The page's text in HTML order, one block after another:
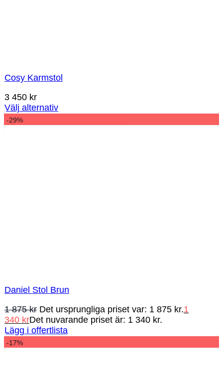
Cosy Karmstol
3 450 kr
Välj alternativ
-29%
Daniel Stol Brun
1 875kr Det ursprungliga priset var: 1 875 kr.1
340 krDet nuvarande priset är: 1 340 kr.
Lägg i offertlista
-17%